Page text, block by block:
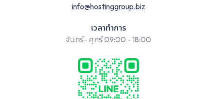
info@hostinggroup.biz
เวลาทำการ
จันทร์- ศุกร์ 09:00 - 18:00